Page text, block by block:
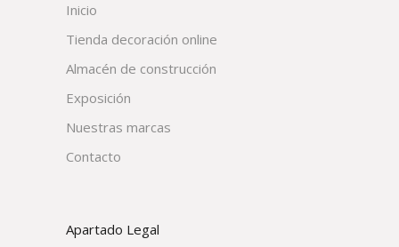
Inicio
Tienda decoración online
Almacén de construcción
Exposición
Nuestras marcas
Contacto
Apartado Legal